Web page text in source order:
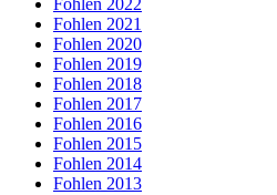
Fohlen 2022
Fohlen 2021
Fohlen 2020
Fohlen 2019
Fohlen 2018
Fohlen 2017
Fohlen 2016
Fohlen 2015
Fohlen 2014
Fohlen 2013